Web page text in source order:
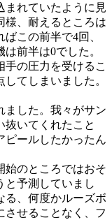
まれていたように見
様、耐えるところは
この前半で4回、
前半は0でした。
の圧力を受けるこ
てしまいました。
ました。我々がサン
抜いてくれたこと
ピールしたかったん
始のところではおそ
と予測していまし
る、何度かルーズボ
させることなく、フ